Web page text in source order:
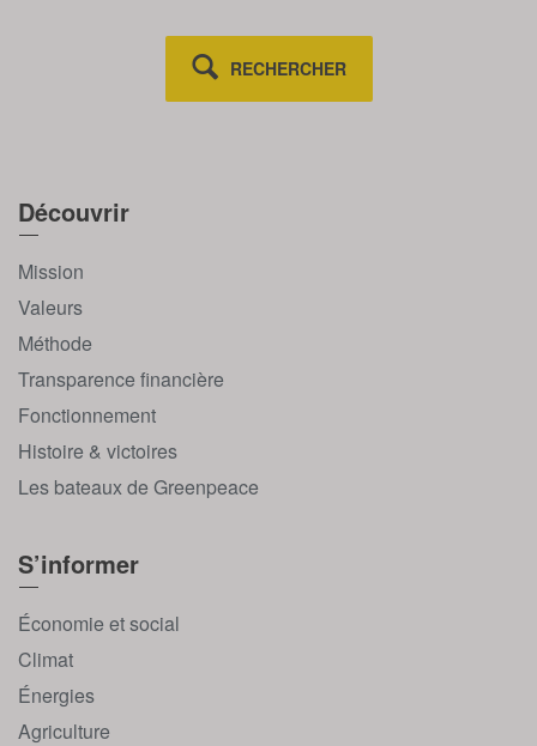
RECHERCHER
Découvrir
Mission
Valeurs
Méthode
Transparence financière
Fonctionnement
Histoire & victoires
Les bateaux de Greenpeace
S’informer
Économie et social
Climat
Énergies
Agriculture